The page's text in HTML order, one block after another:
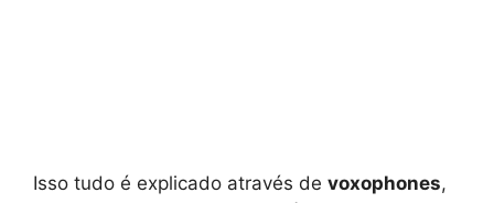
Isso tudo é explicado através de voxophones,